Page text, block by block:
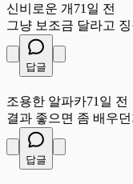
신비로운 개 71일 전
그냥 보조금 달라고
답글
조용한 알파카71일 전
결과 좋으면 좀 배우
답글